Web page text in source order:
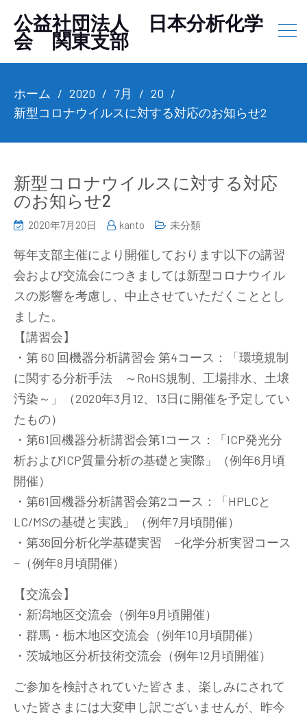
公益社団法人 日本分析化学
会 関東支部
ホーム 2020 7月
20
新型コロナウイルスに対する対応のお知らせ2
新型コロナウイルスに対する対応
のお知らせ2
2020年7月20日 kanto 未分類
毎年支部主催により開催しております以下の講習
会および交流会につきましては新型コロナウイル
スの影響を考慮し、中止させていただくこととし
ました。
【講習会】
・第 60 回機器分析講習会 第4コース：「環境規制
に関する分析手法 ～RoHS規制、工場排水、土壌
汚染～」（2020年3月12、13日に開催を予定してい
たもの）
・第61回機器分析講習会第1コース：「ICP発光分
析およびICP質量分析の基礎と実際」（例年6月頃
開催）
・第61回機器分析講習会第2コース：「HPLCと
LC/MSの基礎と実践」（例年7月頃開催）
・第36回分析化学基礎実習 −化学分析実習コース
−（例年8月頃開催）
【交流会】
・新潟地区交流会（例年9月頃開催）
・群馬・栃木地区交流会（例年10月頃開催）
・茨城地区分析技術交流会（例年12月頃開催）
ご参加を検討されていた皆さま、楽しみにされて
いた皆さまには大変申し訳ございませんが、昨今